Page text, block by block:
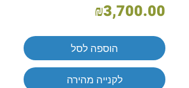
₪3,700.00
הוספה לסל
לקנייה מהירה